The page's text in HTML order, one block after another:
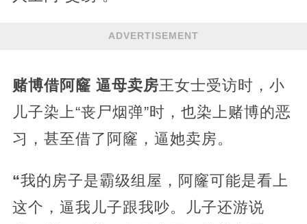
ADVERTISEMENT
赌博借阿窿 逼母卖房王女士受访时，小
儿子染上“丧尸烟弹”时，也染上赌博的恶
习，甚至借了阿窿，逼她卖房。
“我的房子是霸级组屋，阿窿可能是看上
这个，逼我儿子跟我吵。儿子还游说